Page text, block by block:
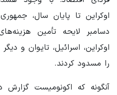
دسامبر لایحه‌ تأمین
اوکراین، اسرائیل، تایوان و
را مسدود کردند.
آنگونه که اکونومیست گزارش